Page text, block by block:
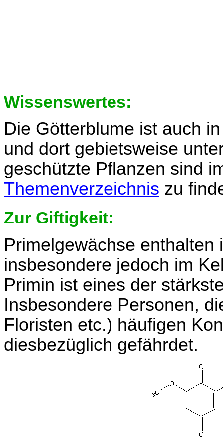
Wissenswertes:
Die Götterblume ist auch
und dort gebietsweise
geschützte Pflanzen sind
Themenverzeichnis zu
Zur Giftigkeit:
Primelgewächse enthalten
insbesondere jedoch im
Primin ist eines der
Insbesondere Personen,
Floristen etc.) häufigen
diesbezüglich gefährdet.